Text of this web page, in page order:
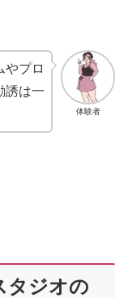
体験者
やプロ
誘は一
タジオの